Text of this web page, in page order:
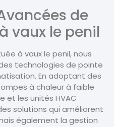
de
vaux le penil
à vaux le penil, nous
technologies de pointe
En adoptant des
à chaleur à faible
et les unités HVAC
solutions qui améliorent
également la gestion